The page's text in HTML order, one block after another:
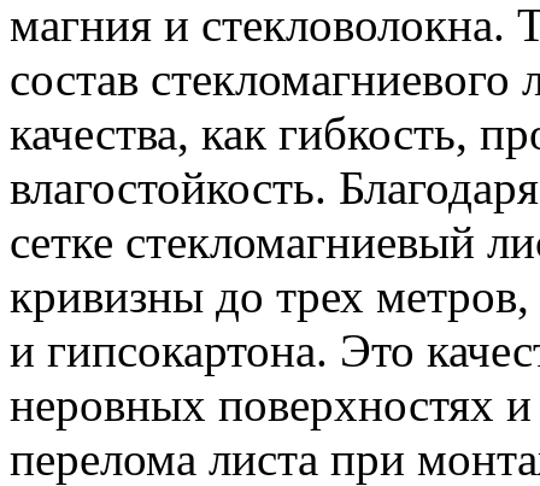
магния и стекловолокна.
состав
качества, как гибкость,
влагостойкость.
сетке стекломагниевый
кривизны до трех
и гипсокартона. Это
неровных поверхностях
перелома листа при